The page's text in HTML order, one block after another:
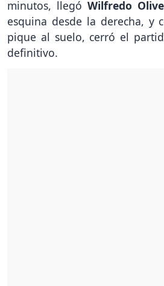
minutos, llegó Wilfredo
esquina desde la derecha, y
pique al suelo, cerró el
definitivo.